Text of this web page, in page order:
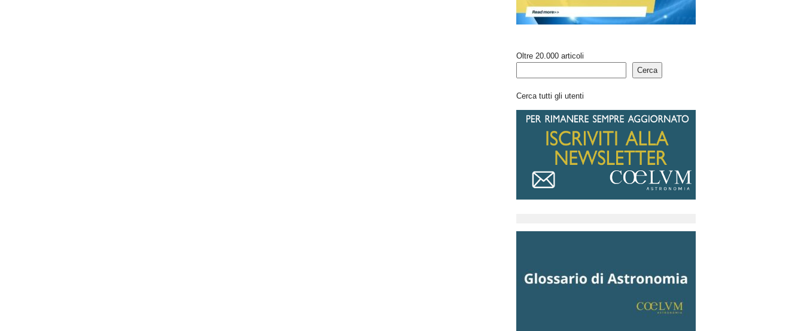
Oltre 20.000 articoli
Cerca
Cerca tutti gli utenti